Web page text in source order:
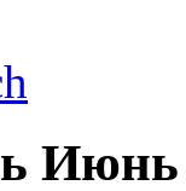
Июнь